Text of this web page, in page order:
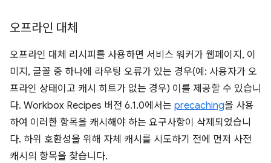
오프라인 대체
오프라인 대체 리시피를 사용하면 서비스 워커가 웹페이지, 이
미지, 글꼴 중 하나에 라우팅 오류가 있는 경우(예: 사용자가 오
프라인 상태이고 캐시 히트가 없는 경우) 이를 제공할 수 있습니
다. Workbox Recipes 버전 6.1.0에서는 precaching을 사용
하여 이러한 항목을 캐시해야 하는 요구사항이 삭제되었습니
다. 하위 호환성을 위해 자체 캐시를 시도하기 전에 먼저 사전
캐시의 항목을 찾습니다.